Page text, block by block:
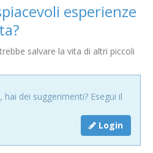
esperienze
salvare la vita di altri piccoli
dei suggerimenti? Esegui il
Login